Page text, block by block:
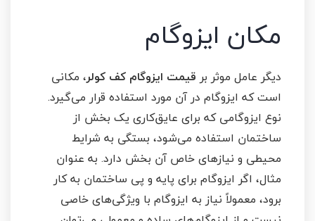
مکان ایزوگام
دیگر عامل موثر بر قیمت ایزوگام کف کولر، مکانی
است که ایزوگام در آن مورد استفاده قرار می‌گیرد.
نوع ایزوگامی که برای عایق‌کاری یک بخش از
ساختمان استفاده می‌شود، بستگی به شرایط
محیطی و نیازهای خاص آن بخش دارد. به عنوان
مثال، اگر ایزوگام برای پایه و پی ساختمان به کار
برود، معمولاً نیاز به ایزوگام با ویژگی‌های خاصی